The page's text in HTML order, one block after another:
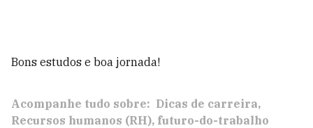
Bons estudos e boa jornada!
Acompanhe tudo sobre: Dicas de carreira
Recursos humanos (RH) futuro-do-trabalho